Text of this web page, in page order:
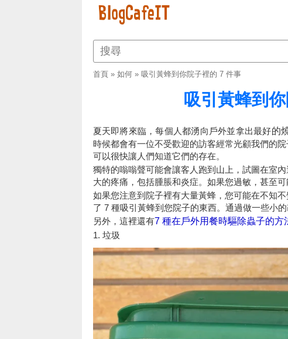
首頁» 如何» 吸引黃蜂到你院子裡的 7 件事
吸引黃蜂到
夏天即將來臨，每個人都湧向戶外並拿出最好的
時候都會有一位不受歡迎的訪客經常光顧我們的
可以很快讓人們知道它們的存在。
獨特的嗡嗡聲可能會讓客人跑到山上，試圖在室
大的疼痛，包括腫脹和炎症。如果您過敏，甚至可
如果您注意到院子裡有大量黃蜂，您可能在不知
了 7 種吸引黃蜂到您院子的東西。通過做一些小的
另外，這裡還有7 種在戶外用餐時驅除蟲子的方
1. 垃圾